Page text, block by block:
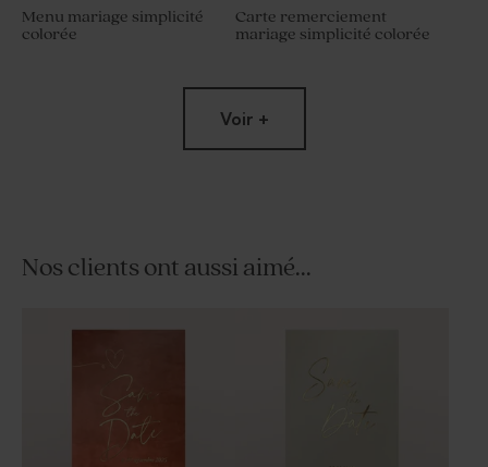
Menu mariage simplicité
colorée
Carte remerciement
mariage simplicité colorée
simplicité colorée 4.4 cm
Voir +
Nos clients ont aussi aimé...